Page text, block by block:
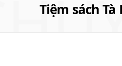
Tiệm sách Tà